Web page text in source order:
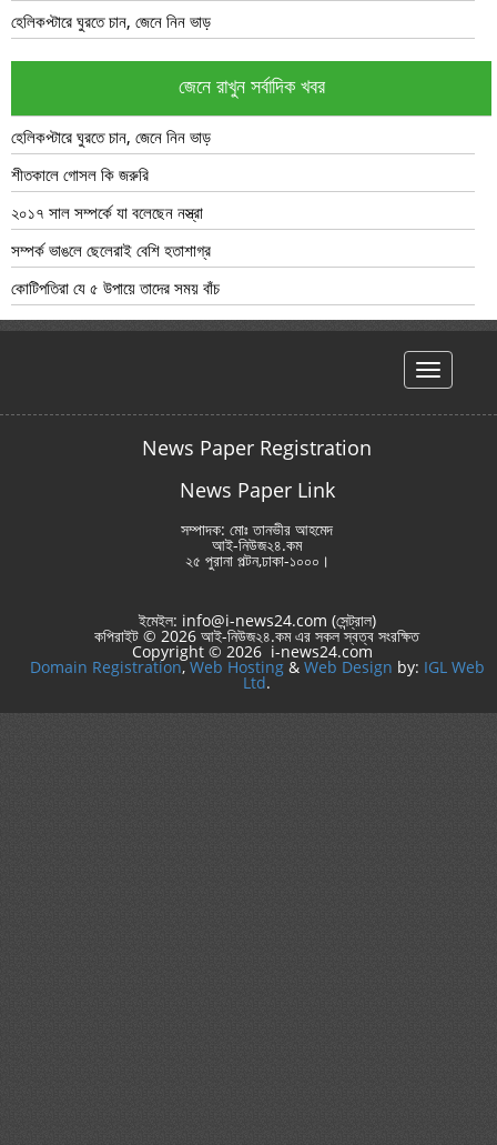
হেলিকপ্টারে ঘুরতে চান, জেনে নিন ভাড়
জেনে রাখুন সর্বাদিক খবর
হেলিকপ্টারে ঘুরতে চান, জেনে নিন ভাড়
শীতকালে গোসল কি জরুরি
২০১৭ সাল সম্পর্কে যা বলেছেন নস্ত্রা
সম্পর্ক ভাঙলে ছেলেরাই বেশি হতাশাগ্র
কোটিপতিরা যে ৫ উপায়ে তাদের সময় বাঁচ
hello
News Paper Registration
News Paper Link
সম্পাদক: মোঃ তানভীর আহমেদ
আই-নিউজ২৪.কম
২৫ পুরানা পল্টন,ঢাকা-১০০০।
ইমেইল: info@i-news24.com (সেন্ট্রাল)
কপিরাইট © 2026 আই-নিউজ২৪.কম এর সকল স্বত্ব সংরক্ষিত
Copyright © 2026 i-news24.com
Domain Registration,Web Hosting& Web Design by: IGL Web
Ltd.